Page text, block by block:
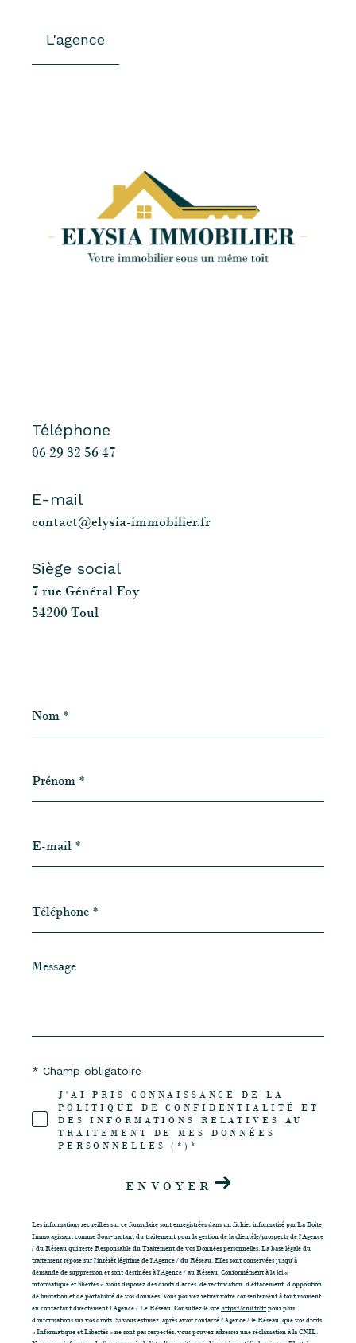
L'agence
Téléphone
06 29 32 56 47
E-mail
contact@elysia-immobilier.fr
Siège social
7 rue Général Foy
54200 Toul
*
*
mail
*
*
Message
*
J'AI PRIS CONNAISSANCE DE LA
POLITIQUE DE CONFIDENTIALITÉ ET
DES INFORMATIONS RELATIVES AU
TRAITEMENT DE MES DONNÉES
PERSONNELLES (*)*
* Champ obligatoire
ENVOYER
Les informations recueillies sur ce formulaire sont enregistrées dans un fichier informatisé par La Boite
Immo agissant comme Sous-traitant du traitement pour la gestion de la clientèle/prospects de l'Agence
/ du Réseau qui reste Responsable du Traitement de vos Données personnelles. La base légale du
traitement repose sur l'intérêt légitime de l'Agence / du Réseau. Elles sont conservées jusqu'à
demande de suppression et sont destinées à l'Agence / au Réseau. Conformément à la loi «
informatique et libertés », vous disposez des droits d’accès, de rectification, d’effacement, d’opposition,
de limitation et de portabilité de vos données. Vous pouvez retirer votre consentement à tout moment
en contactant directement l’Agence / Le Réseau. Consultez le sitehttps://cnil.fr/frpour plus
d’informations sur vos droits. Si vous estimez, après avoir contacté l'Agence / le Réseau, que vos droits
« Informatique et Libertés » ne sont pas respectés, vous pouvez adresser une réclamation à la CNIL.